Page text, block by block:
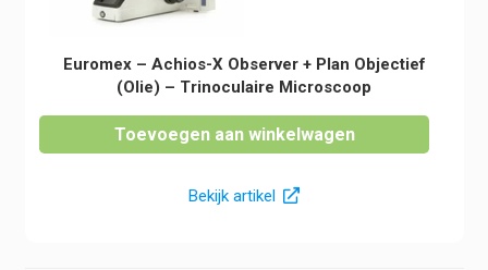
Euromex – Achios-X Observer + Plan Objectief
(Olie) – Trinoculaire Microscoop
Toevoegen aan winkelwagen
Bekijk artikel